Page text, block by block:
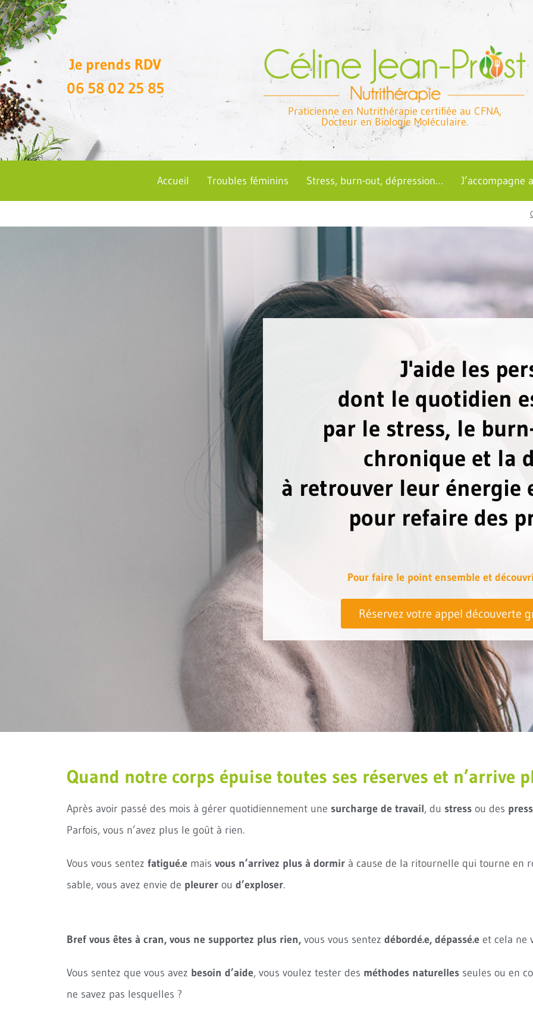
Je prends RDV
06 58 02 25 85
Praticienne en Nutrithérapie certifiée au CFNA,
Docteur en Biologie Moléculaire.
Accueil Troubles féminins Stress, burn-out, dépression… J’accompagne
J'aide les
dont le quotidien
par le stress, le
chronique et la
à retrouver leur énergie
pour refaire des
Pour faire le point ensemble et
Réservez votre appel découverte
Quand notre corps épuise toutes ses réserves et n’arrive
Après avoir passé des mois à gérer quotidiennement une surcharge de travail, du stress ou des
Parfois, vous n’avez plus le goût à rien.
Vous vous sentez fatigué.e mais vous n’arrivez plus à dormir à cause de la ritournelle qui tourne en
sable, vous avez envie de pleurer ou d’exploser.
Bref vous êtes à cran, vous ne supportez plus rien, vous vous sentez débordé.e, dépassé.e et cela ne
Vous sentez que vous avez besoin d’aide, vous voulez tester des méthodes naturelles seules ou en
ne savez pas lesquelles ?